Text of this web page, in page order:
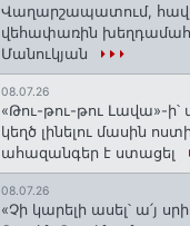
Վաղարշապատում,
վեհափառին խեղդամահ
Մանուկյան
08.07.26
«Թու-թու-թու Լավա»-
կեղծ լինելու մասին
ահազանգեր է ստացել
08.07.26
«Չի կարելի ասել՝ ա՛յ